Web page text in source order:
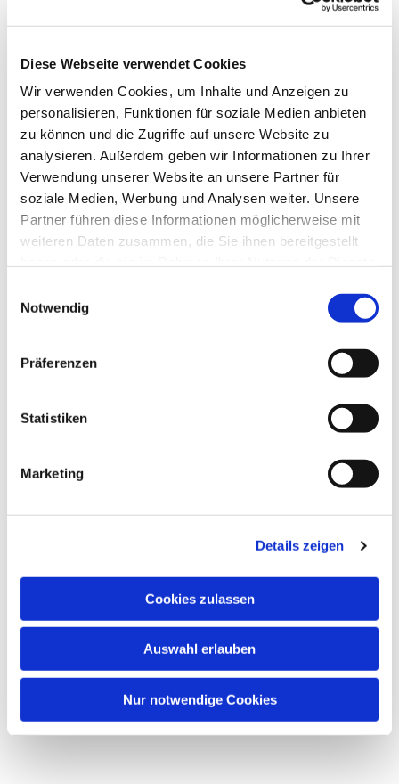
Diese Webseite verwendet Cookies
Wir verwenden Cookies, um Inhalte und Anzeigen zu
personalisieren, Funktionen für soziale Medien anbieten
zu können und die Zugriffe auf unsere Website zu
analysieren. Außerdem geben wir Informationen zu Ihrer
Verwendung unserer Website an unsere Partner für
soziale Medien, Werbung und Analysen weiter. Unsere
Partner führen diese Informationen möglicherweise mit
weiteren Daten zusammen, die Sie ihnen bereitgestellt
Notwendig
Präferenzen
Statistiken
Marketing
Details zeigen
Cookies zulassen
Auswahl erlauben
Nur notwendige Cookies
Kirchenvorstand
Gemeinderäte